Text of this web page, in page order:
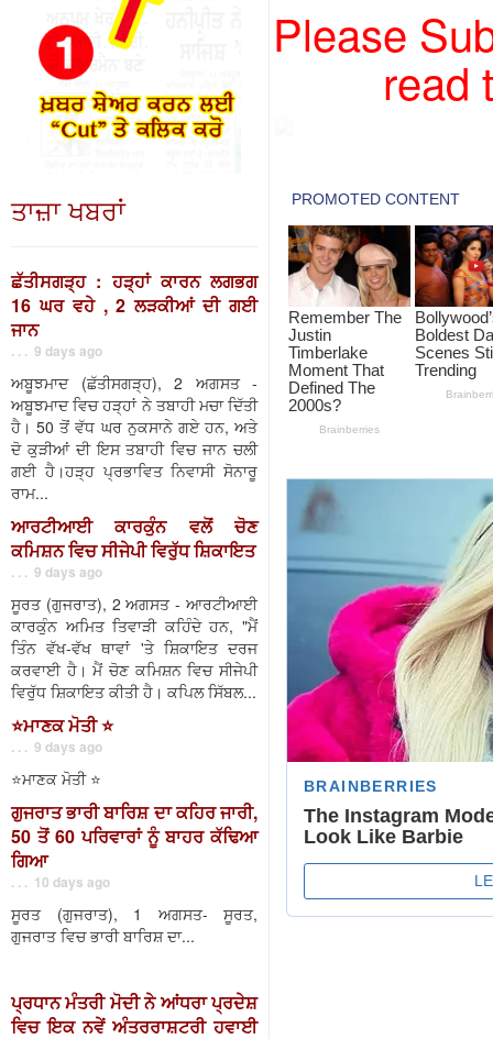
ਤਾਜ਼ਾ ਖਬਰਾਂ
ਛੱਤੀਸਗੜ੍ਹ : ਹੜ੍ਹਾਂ ਕਾਰਨ ਲਗਭਗ
16 ਘਰ ਵਹੇ , 2 ਲੜਕੀਆਂ ਦੀ ਗਈ
ਜਾਨ
. . . 9 days ago
ਅਬੂਝਮਾਦ (ਛੱਤੀਸਗੜ੍ਹ), 2 ਅਗਸਤ -
ਅਬੂਝਮਾਦ ਵਿਚ ਹੜ੍ਹਾਂ ਨੇ ਤਬਾਹੀ ਮਚਾ ਦਿੱਤੀ
ਹੈ। 50 ਤੋਂ ਵੱਧ ਘਰ ਨੁਕਸਾਨੇ ਗਏ ਹਨ, ਅਤੇ
ਦੋ ਕੁੜੀਆਂ ਦੀ ਇਸ ਤਬਾਹੀ ਵਿਚ ਜਾਨ ਚਲੀ
ਗਈ ਹੈ।ਹੜ੍ਹ ਪ੍ਰਭਾਵਿਤ ਨਿਵਾਸੀ ਸੋਨਾਰੂ
ਰਾਮ...
ਆਰਟੀਆਈ ਕਾਰਕੁੰਨ ਵਲੋਂ ਚੋਣ
ਕਮਿਸ਼ਨ ਵਿਚ ਸੀਜੇਪੀ ਵਿਰੁੱਧ ਸ਼ਿਕਾਇਤ
. . . 9 days ago
ਸੂਰਤ (ਗੁਜਰਾਤ), 2 ਅਗਸਤ - ਆਰਟੀਆਈ
ਕਾਰਕੁੰਨ ਅਮਿਤ ਤਿਵਾੜੀ ਕਹਿੰਦੇ ਹਨ, "ਮੈਂ
ਤਿੰਨ ਵੱਖ-ਵੱਖ ਥਾਵਾਂ 'ਤੇ ਸ਼ਿਕਾਇਤ ਦਰਜ
ਕਰਵਾਈ ਹੈ। ਮੈਂ ਚੋਣ ਕਮਿਸ਼ਨ ਵਿਚ ਸੀਜੇਪੀ
ਵਿਰੁੱਧ ਸ਼ਿਕਾਇਤ ਕੀਤੀ ਹੈ। ਕਪਿਲ ਸਿੱਬਲ...
⭐️ਮਾਣਕ ਮੋਤੀ ⭐️
. . . 9 days ago
⭐️ਮਾਣਕ ਮੋਤੀ ⭐️
ਗੁਜਰਾਤ ਭਾਰੀ ਬਾਰਿਸ਼ ਦਾ ਕਹਿਰ ਜਾਰੀ,
50 ਤੋਂ 60 ਪਰਿਵਾਰਾਂ ਨੂੰ ਬਾਹਰ ਕੱਢਿਆ
ਗਿਆ
. . . 10 days ago
ਸੂਰਤ (ਗੁਜਰਾਤ), 1 ਅਗਸਤ- ਸੂਰਤ,
ਗੁਜਰਾਤ ਵਿਚ ਭਾਰੀ ਬਾਰਿਸ਼ ਦਾ...
ਪ੍ਰਧਾਨ ਮੰਤਰੀ ਮੋਦੀ ਨੇ ਆਂਧਰਾ ਪ੍ਰਦੇਸ਼
ਵਿਚ ਇਕ ਨਵੇਂ ਅੰਤਰਰਾਸ਼ਟਰੀ ਹਵਾਈ
Please
read